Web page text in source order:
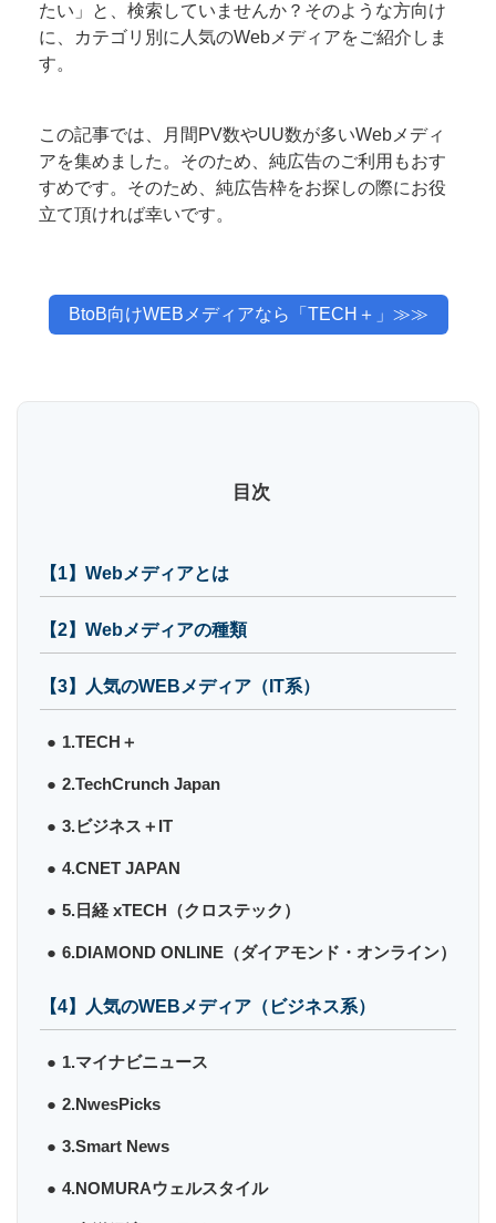
たい」と、検索していませんか？そのような方向け
に、カテゴリ別に人気のWebメディアをご紹介しま
す。
この記事では、月間PV数やUU数が多いWebメディ
アを集めました。そのため、純広告のご利用もおす
すめです。そのため、純広告枠をお探しの際にお役
立て頂ければ幸いです。
BtoB向けWEBメディアなら「TECH＋」≫≫
目次
【1】Webメディアとは
【2】Webメディアの種類
【3】人気のWEBメディア（IT系）
1.TECH＋
2.TechCrunch Japan
3.ビジネス＋IT
4.CNET JAPAN
5.日経 xTECH（クロステック）
6.DIAMOND ONLINE（ダイアモンド・オンライン）
【4】人気のWEBメディア（ビジネス系）
1.マイナビニュース
2.NwesPicks
3.Smart News
4.NOMURAウェルスタイル